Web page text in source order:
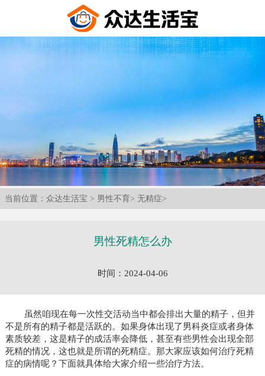
当前位置： 众达生活宝 > 男性不育> 无精症>
男性死精怎么办
时间：2024-04-06
虽然咱现在每一次性交活动当中都会排出大量的精子，但并
不是所有的精子都是活跃的。如果身体出现了男科炎症或者身体
素质较差，这是精子的成活率会降低，甚至有些男性会出现全部
死精的情况，这也就是所谓的死精症。那大家应该如何治疗死精
症的病情呢？下面就具体给大家介绍一些治疗方法。